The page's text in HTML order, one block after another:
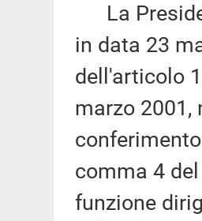
La
in data 23
dell'articolo
marzo 2001,
comma 4
funzione